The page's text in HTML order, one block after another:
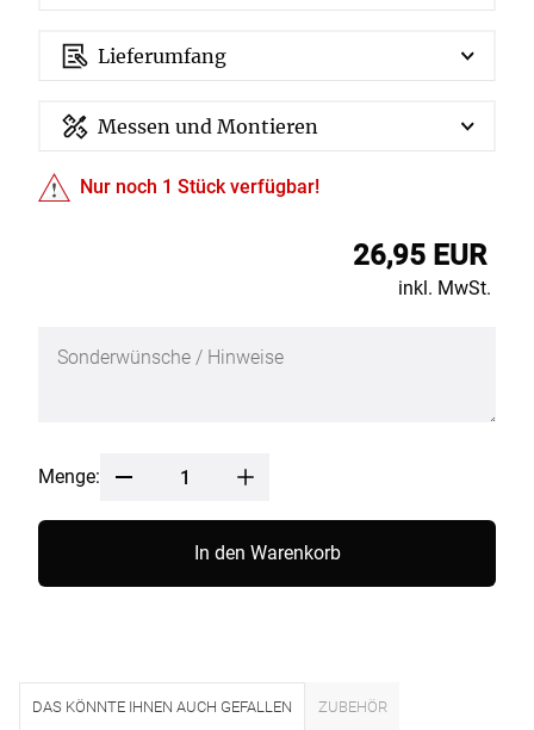
Lieferumfang
Messen und Montieren
Nur noch 1 Stück verfügbar!
26,95 EUR
inkl. MwSt.
Menge:
In den Warenkorb
DAS KÖNNTE IHNEN AUCH GEFALLEN ZUBEHÖR